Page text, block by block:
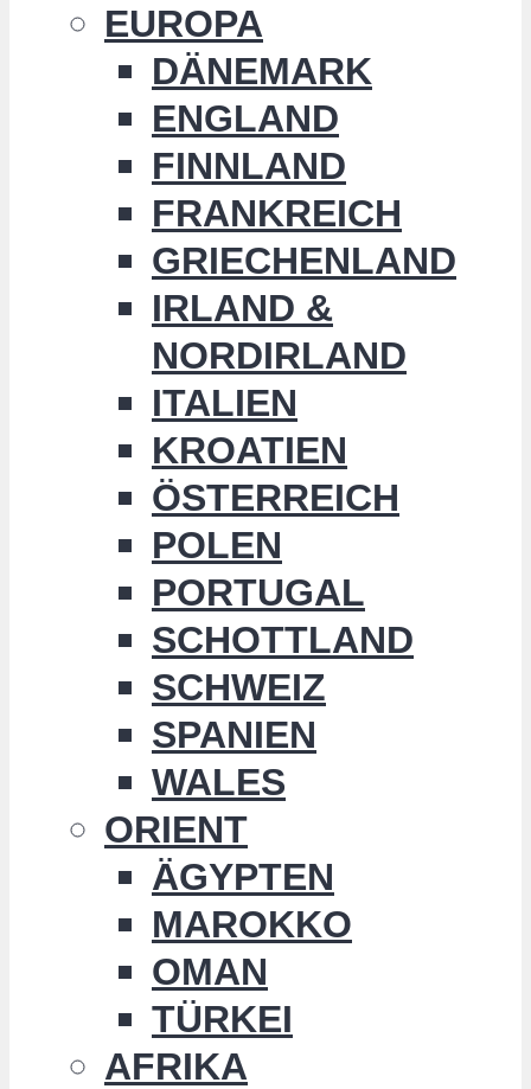
EUROPA
DÄNEMARK
ENGLAND
FINNLAND
FRANKREICH
GRIECHENLAND
IRLAND &
NORDIRLAND
ITALIEN
KROATIEN
ÖSTERREICH
POLEN
PORTUGAL
SCHOTTLAND
SCHWEIZ
SPANIEN
WALES
ORIENT
ÄGYPTEN
MAROKKO
OMAN
TÜRKEI
AFRIKA